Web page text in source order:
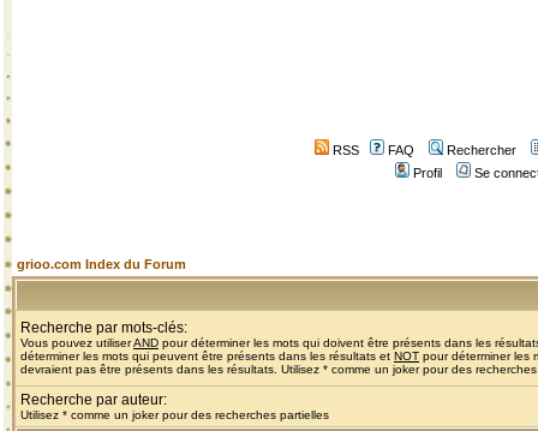
RSS FAQ
Rechercher
Profil
Se
grioo.com Index du Forum
Recherche par mots-clés:
Vous pouvez utiliserAND pour déterminer les mots qui doivent être présents dans les
déterminer les mots qui peuvent être présents dans les résultats et NOT pour déterminer les
devraient pas être présents dans les résultats. Utilisez * comme un joker pour des
Recherche par auteur:
Utilisez * comme un joker pour des recherches partielles